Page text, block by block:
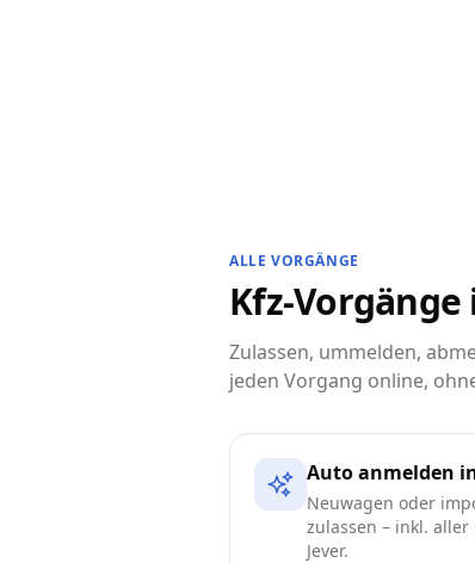
ALLE VORGÄNGE
Kfz-Vorgänge
Zulassen, ummelden,
jeden Vorgang online,
Auto anmelden
Neuwagen oder
zulassen – inkl.
Jever.